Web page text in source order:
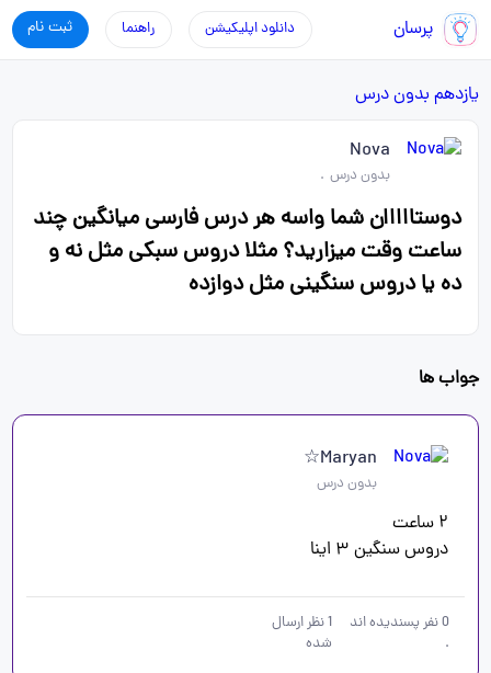
پرسان ثبت نام راهنما دانلود اپلیکیشن
یازدهم بدون درس
Nova
بدون درس .
دوستااااان شما واسه هر درس فارسی میانگین چند
ساعت وقت میزارید؟ مثلا دروس سبکی مثل نه و
ده یا دروس سنگینی مثل دوازده
جواب ها
Maryan☆
بدون درس
دروس سنگین ۳ اینا
0نفر پسندیده اند
.
1نظر ارسال
شده